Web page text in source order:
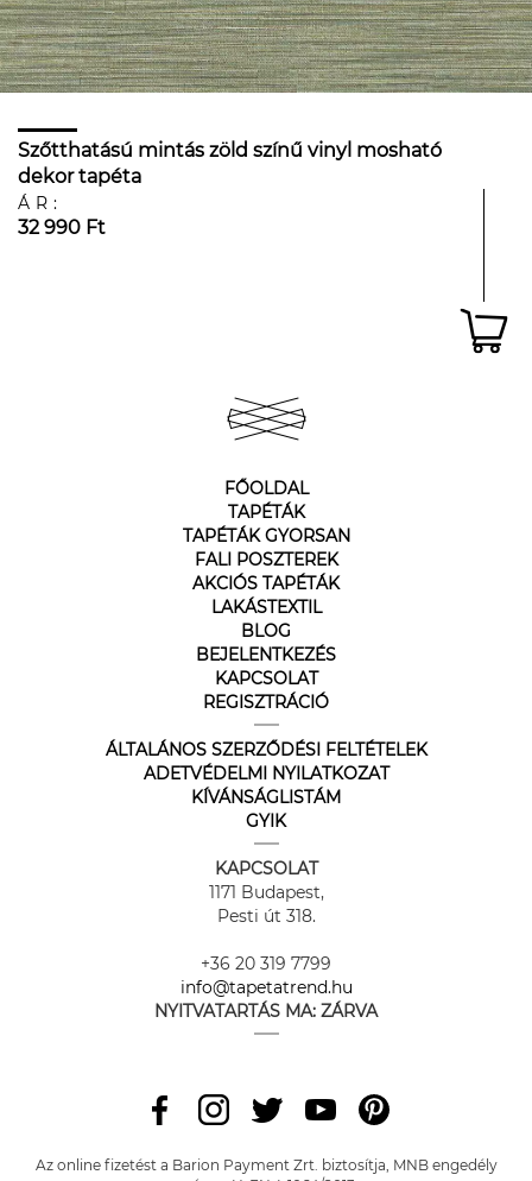
Szőtthatású mintás zöld színű vinyl mosható
dekor tapéta
ÁR:
32 990 Ft
FŐOLDAL
TAPÉTÁK
TAPÉTÁK GYORSAN
FALI POSZTEREK
AKCIÓS TAPÉTÁK
LAKÁSTEXTIL
BLOG
BEJELENTKEZÉS
KAPCSOLAT
REGISZTRÁCIÓ
ÁLTALÁNOS SZERZŐDÉSI FELTÉTELEK
ADETVÉDELMI NYILATKOZAT
KÍVÁNSÁGLISTÁM
GYIK
KAPCSOLAT
1171 Budapest,
Pesti út 318.
+36 20 319 7799
info@tapetatrend.hu
NYITVATARTÁS MA: ZÁRVA
Az online fizetést a Barion Payment Zrt. biztosítja, MNB engedély